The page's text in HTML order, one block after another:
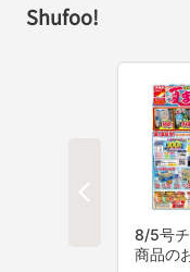
Shufoo!